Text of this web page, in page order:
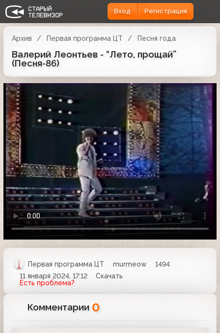
Вход Регистрация
Архив Первая программа ЦТ Песня года
Валерий Леонтьев - “Лето, прощай”
(Песня-86)
Первая программа ЦТ murmeow
1494
11 января 2024, 17:12
Скачать
Есть проблема?
Комментарии 0